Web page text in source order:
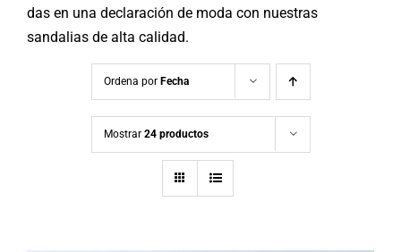
das en una declaración de moda con nuestras
sandalias de alta calidad.
Ordena por Fecha
Mostrar 24 productos